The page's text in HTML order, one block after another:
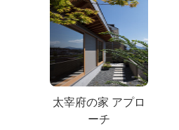
太宰府の家 アプロ
ーチ